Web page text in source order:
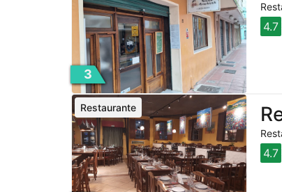
3
4.7
Restaurante
4.7